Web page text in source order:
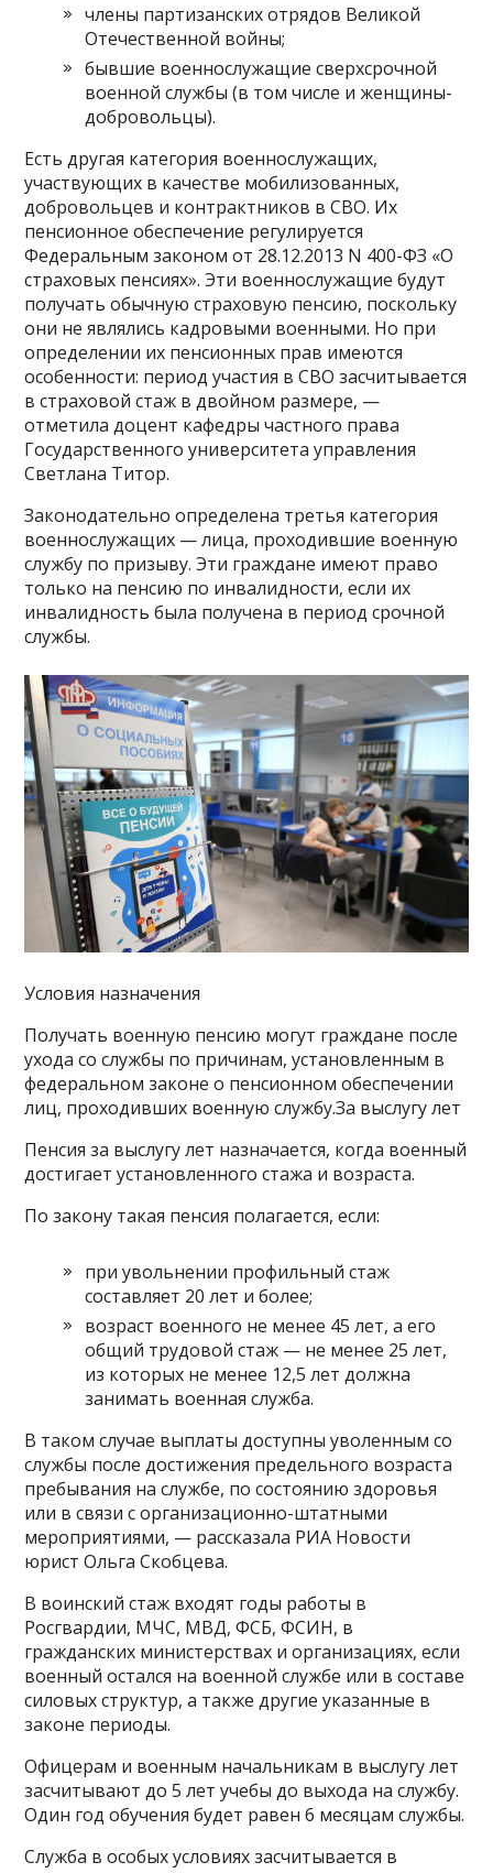
члены партизанских отрядов Великой
Отечественной войны;
бывшие военнослужащие сверхсрочной
военной службы (в том числе и женщины-
добровольцы).
Есть другая категория военнослужащих,
участвующих в качестве мобилизованных,
добровольцев и контрактников в СВО. Их
пенсионное обеспечение регулируется
Федеральным законом от 28.12.2013 N 400-ФЗ «О
страховых пенсиях». Эти военнослужащие будут
получать обычную страховую пенсию, поскольку
они не являлись кадровыми военными. Но при
определении их пенсионных прав имеются
особенности: период участия в СВО засчитывается
в страховой стаж в двойном размере, —
отметила доцент кафедры частного права
Государственного университета управления
Светлана Титор.
Законодательно определена третья категория
военнослужащих — лица, проходившие военную
службу по призыву. Эти граждане имеют право
только на пенсию по инвалидности, если их
инвалидность была получена в период срочной
службы.
Условия назначения
Получать военную пенсию могут граждане после
ухода со службы по причинам, установленным в
федеральном законе о пенсионном обеспечении
лиц, проходивших военную службу.За выслугу лет
Пенсия за выслугу лет назначается, когда военный
достигает установленного стажа и возраста.
По закону такая пенсия полагается, если:
при увольнении профильный стаж
составляет 20 лет и более;
возраст военного не менее 45 лет, а его
общий трудовой стаж — не менее 25 лет,
из которых не менее 12,5 лет должна
занимать военная служба.
В таком случае выплаты доступны уволенным со
службы после достижения предельного возраста
пребывания на службе, по состоянию здоровья
или в связи с организационно-штатными
мероприятиями, — рассказала РИА Новости
юрист Ольга Скобцева.
В воинский стаж входят годы работы в
Росгвардии, МЧС, МВД, ФСБ, ФСИН, в
гражданских министерствах и организациях, если
военный остался на военной службе или в составе
силовых структур, а также другие указанные в
законе периоды.
Офицерам и военным начальникам в выслугу лет
засчитывают до 5 лет учебы до выхода на службу.
Один год обучения будет равен 6 месяцам службы.
Служба в особых условиях засчитывается в